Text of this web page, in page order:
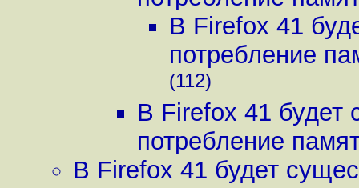
В Firefox 41
потребление
(112)
В Firefox 41 будет
потребление
В Firefox 41 будет